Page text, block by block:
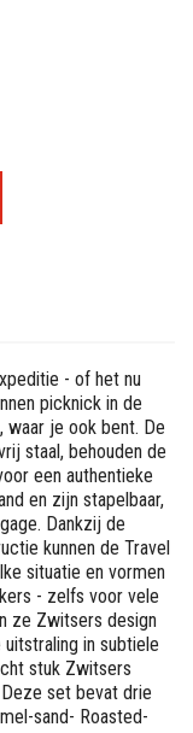
- of het nu
picknick in de
waar je ook bent. De
staal, behouden de
een authentieke
en zijn stapelbaar,
Dankzij de
kunnen de Travel
situatie en vormen
- zelfs voor vele
ze Zwitsers design
in subtiele
stuk Zwitsers
set bevat drie
sand- Roasted-